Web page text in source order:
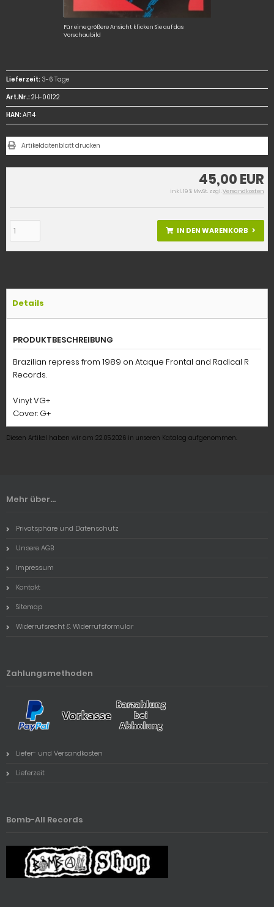
Für eine größere Ansicht klicken Sie auf das
Vorschaubild
45,00 EUR
inkl. 19 % MwSt. zzgl.Versandkosten
IN DEN WARENKORB
Lieferzeit: 3-6 Tage
Art.Nr.:2H-00122
HAN:AF14
Artikeldatenblatt drucken
Details
PRODUKTBESCHREIBUNG
Brazilian repress from 1989 on Ataque Frontal and Radical R
Records.
Vinyl: VG+
Cover: G+
Diesen Artikel haben wir am 22.05.2026 in unseren Katalog aufgenommen.
Mehr über...
Privatsphäre und Datenschutz
Unsere AGB
Impressum
Kontakt
Sitemap
Widerrufsrecht & Widerrufsformular
Zahlungsmethoden
Liefer- und Versandkosten
Lieferzeit
Bomb-All Records